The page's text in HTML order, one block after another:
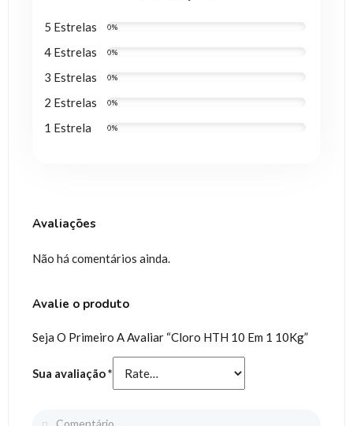
5 Estrelas 0%
4 Estrelas 0%
3 Estrelas 0%
2 Estrelas 0%
1 Estrela 0%
Avaliações
Não há comentários ainda.
Avalie o produto
Seja O Primeiro A Avaliar “Cloro HTH 10 Em 1 10Kg”
Sua avaliação*